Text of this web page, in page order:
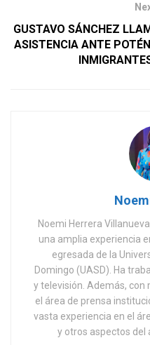
GUSTAVO SÁNCHEZ
ASISTENCIA ANTE
Noemi Herrera
una amplia experiencia
egresada de la
Domingo (UASD). Ha
y televisión. Además, con
el área de prensa
vasta experiencia en el
y otros aspectos del